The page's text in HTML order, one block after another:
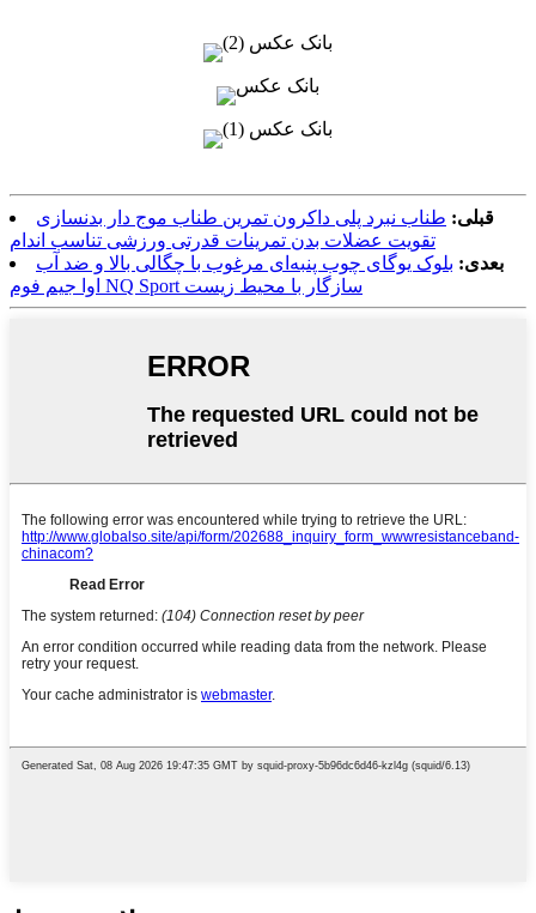
قبلی: طناب نبرد پلی داکرون تمرین طناب موج دار بدنسازی
تقویت عضلات بدن تمرینات قدرتی ورزشی تناسب اندام
بعدی: بلوک یوگای چوب پنبه‌ای مرغوب با چگالی بالا و ضد آب
اوا جیم فوم NQ Sport سازگار با محیط زیست